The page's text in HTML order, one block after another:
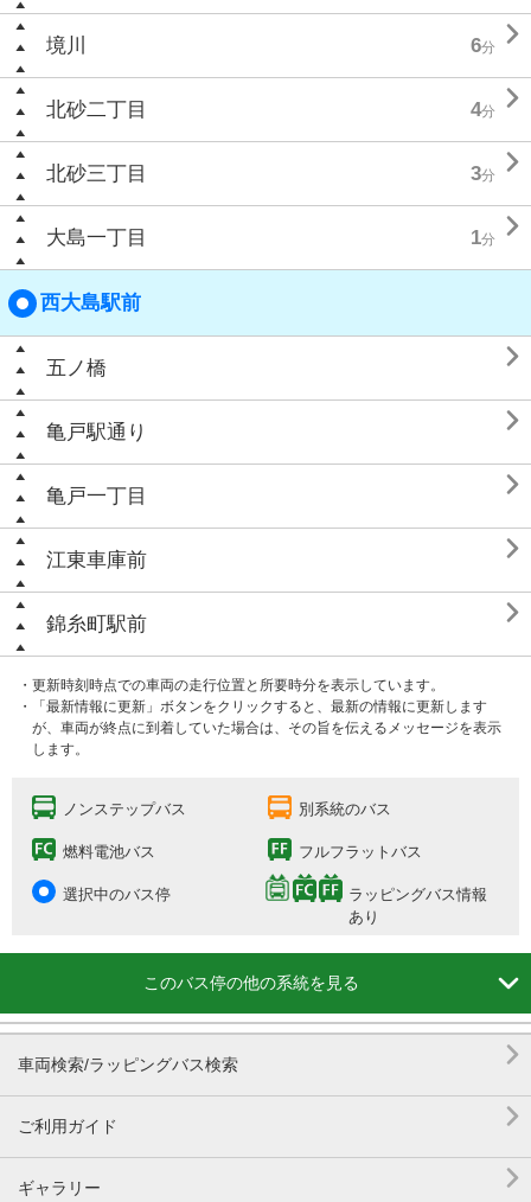
境川 6分 
北砂二丁目 4分 
北砂三丁目 3分 
大島一丁目 1分 
西大島駅前
五ノ橋 
亀戸駅通り 
亀戸一丁目 
江東車庫前 
錦糸町駅前 
・更新時刻時点での車両の走行位置と所要時分を表示しています。
・「最新情報に更新」ボタンをクリックすると、最新の情報に更新します
が、車両が終点に到着していた場合は、その旨を伝えるメッセージを表示
します。
ノンステップバス 別系統のバス
燃料電池バス フルフラットバス
選択中のバス停
ラッピングバス情報
あり
このバス停の他の系統を見る 
車両検索/ラッピングバス検索 
ご利用ガイド 
ギャラリー 